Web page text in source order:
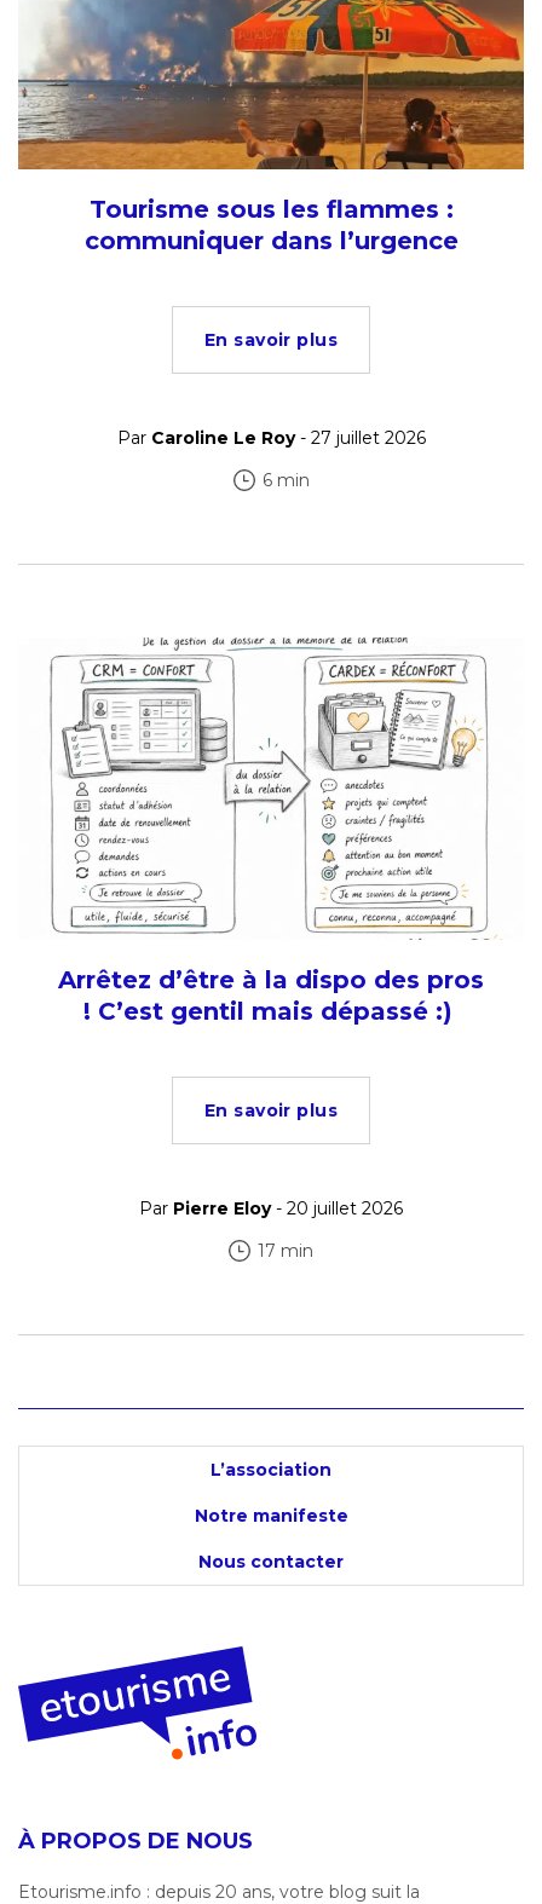
Tourisme sous les flammes :
communiquer dans l’urgence
En savoir plus
Par Caroline Le Roy- 27 juillet 2026
6 min
Arrêtez d’être à la dispo des pros
! C’est gentil mais dépassé :)
En savoir plus
Par Pierre Eloy- 20 juillet 2026
17 min
L’association
Notre manifeste
Nous contacter
À PROPOS DE NOUS
Etourisme.info : depuis 20 ans, votre blog suit la